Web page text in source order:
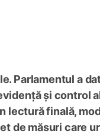
Parlamentul a
și control
lectură finală,
de măsuri care